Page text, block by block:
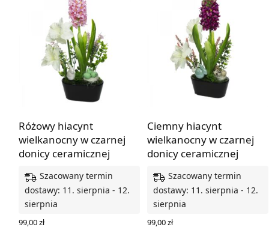
Różowy hiacynt
wielkanocny w czarnej
donicy ceramicznej
Szacowany termin
dostawy: 11. sierpnia - 12.
sierpnia
99,00zł
Ciemny hiacynt
wielkanocny w czarnej
donicy ceramicznej
Szacowany termin
dostawy: 11. sierpnia - 12.
sierpnia
99,00zł